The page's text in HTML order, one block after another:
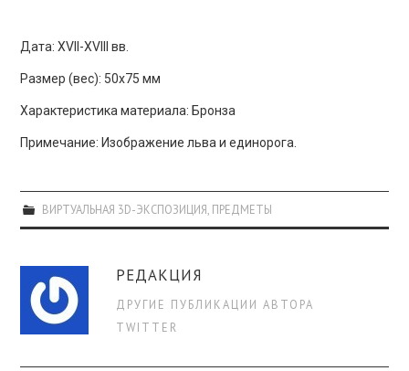
Дата: XVII-XVIII вв.
Размер (вес): 50х75 мм
Характеристика материала: Бронза
Примечание: Изображение льва и единорога.
ВИРТУАЛЬНАЯ 3D-ЭКСПОЗИЦИЯ ПРЕДМЕТЫ
РЕДАКЦИЯ
ДРУГИЕ ПУБЛИКАЦИИ АВТОРА
TWITTER